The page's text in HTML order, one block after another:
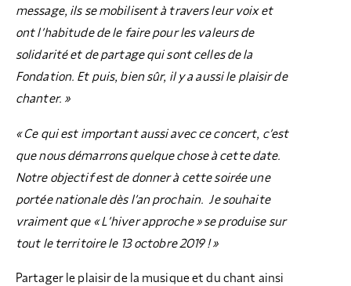
message, ils se mobilisent à travers leur voix et
ont l’habitude de le faire pour les valeurs de
solidarité et de partage qui sont celles de la
Fondation. Et puis, bien sûr, il y a aussi le plaisir de
chanter. »
« Ce qui est important aussi avec ce concert, c’est
que nous démarrons quelque chose à cette date.
Notre objectif est de donner à cette soirée une
portée nationale dès l’an prochain. Je souhaite
vraiment que « L’hiver approche » se produise sur
tout le territoire le 13 octobre 2019 ! »
Partager le plaisir de la musique et du chant ainsi